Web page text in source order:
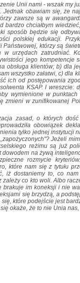
Unii nami - wszak my
Jednak obawiam się, że
zawsze są w
bardzo chciałbym
sposób będzie się
polskiej edukacji.
Państwowej, którzy są
urzędach zatrudniać.
jego kompetencje
obsługa klientów; b) dla
wszystko załatwi, c) dla
ich od postępowania
KSAP. I wreszcie:
wymienione w
zmieni w zunifikowanej
zasad, o których
obowiązek
tylko jednej instytucji
Jeżeli
reżimu są już
na żywą
rozmycie
które nam się z tytułu
iż dostaniemy to, co
co kto woli. Albo
im koneksji i nie
się brzydzą, a
które podejście jest
okaże, że to nie Unia nas,